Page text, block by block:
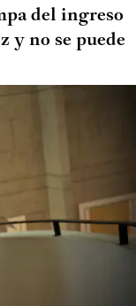
del ingreso
y no se puede